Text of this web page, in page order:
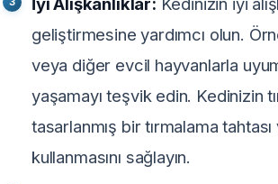
geliştirmesine yardımcı olun.
veya diğer evcil hayvanlarla
yaşamayı teşvik edin. Kedinizin
tasarlanmış bir tırmalama
kullanmasını sağlayın.